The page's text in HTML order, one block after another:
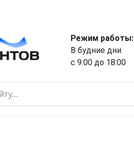
Режим работы:
В будние дни
с 9:00 до 18:00